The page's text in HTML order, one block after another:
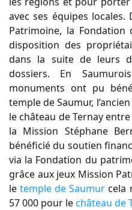
avec ses équipes
Patrimoine, la
disposition des
dans la suite de leurs
dossiers. En
monuments ont pu
temple de Saumur,
le château de Ternay
la Mission Stéphane
bénéficié du soutien
via la Fondation du
grâce aux jeux Mission
letemple de Saumur cela
57 000 pour le château de